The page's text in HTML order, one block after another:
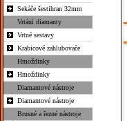
Sekáče šestihran 32mm
Vrtání diamanty
Vrtné sestavy
Krabicové zahlubovače
Hmoždinky
Hmoždinky
Diamantové nástroje
Diamantové nástroje
Brusné a řezné nástroje